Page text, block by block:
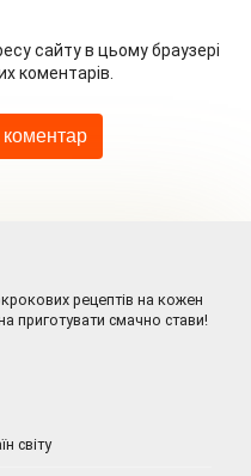
сайту в цьому браузері
коментарів.
рецептів на кожен
приготувати смачно стави!
світу